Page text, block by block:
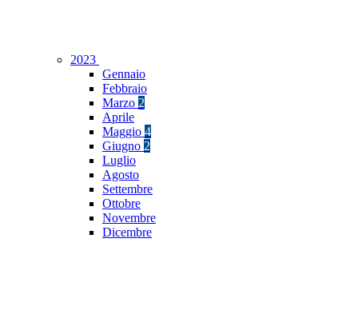
2023
Gennaio
Febbraio
Marzo 2
Aprile
Maggio 4
Giugno 2
Luglio
Agosto
Settembre
Ottobre
Novembre
Dicembre